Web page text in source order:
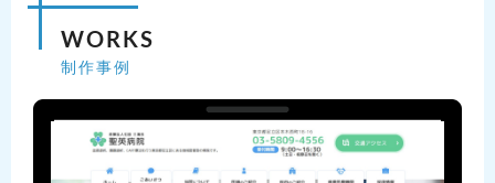
WORKS
制作事例